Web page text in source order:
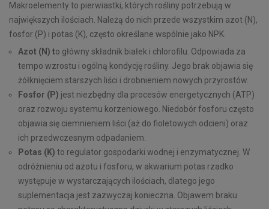
Makroelementy to pierwiastki, których rośliny potrzebują w
największych ilościach. Należą do nich przede wszystkim azot (N),
fosfor (P) i potas (K), często określane wspólnie jako NPK.
Azot (N) to główny składnik białek i chlorofilu. Odpowiada za
tempo wzrostu i ogólną kondycję rośliny. Jego brak objawia się
żółknięciem starszych liści i drobnieniem nowych przyrostów.
Fosfor (P) jest niezbędny dla procesów energetycznych (ATP)
oraz rozwoju systemu korzeniowego. Niedobór fosforu często
objawia się ciemnieniem liści (aż do fioletowych odcieni) oraz
ich przedwczesnym odpadaniem.
Potas (K) to regulator gospodarki wodnej i enzymatycznej. W
odróżnieniu od azotu i fosforu, w akwarium potas rzadko
występuje w wystarczających ilościach, dlatego jego
suplementacja jest zazwyczaj konieczna. Objawem braku